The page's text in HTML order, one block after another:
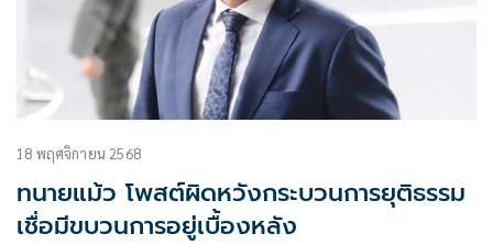
18 พฤศจิกายน 2568
ทนายแม้ว โพสต์ผิดหวังกระบวนการยุติธรรม
เชื่อมีขบวนการอยู่เบื้องหลัง